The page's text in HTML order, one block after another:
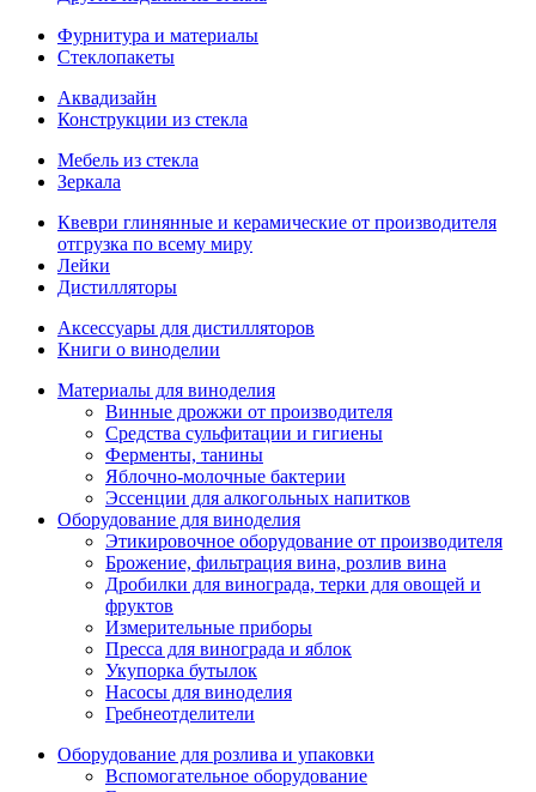
Фурнитура и материалы
Стеклопакеты
Аквадизайн
Конструкции из стекла
Мебель из стекла
Зеркала
Квеври глинянные и керамические от производителя
отгрузка по всему миру
Лейки
Дистилляторы
Аксессуары для дистилляторов
Книги о виноделии
Материалы для виноделия
Винные дрожжи от производителя
Средства сульфитации и гигиены
Ферменты, танины
Яблочно-молочные бактерии
Эссенции для алкогольных напитков
Оборудование для виноделия
Этикировочное оборудование от производителя
Брожение, фильтрация вина, розлив вина
Дробилки для винограда, терки для овощей и
фруктов
Измерительные приборы
Пресса для винограда и яблок
Укупорка бутылок
Насосы для виноделия
Гребнеотделители
Оборудование для розлива и упаковки
Вспомогательное оборудование